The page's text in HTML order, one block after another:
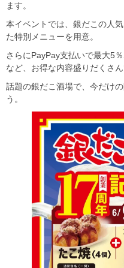
ます。
本イベントでは、銀だこの人
た特別メニューを用意。
さらにPayPay支払いで最大5
など、お得な内容盛りだくさん
話題の銀だこ酒場で、今だけ
う。